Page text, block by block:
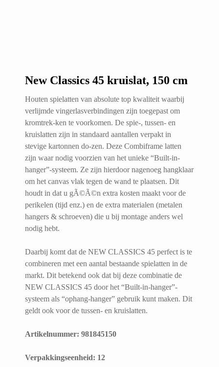
New Classics 45 kruislat, 150 cm
Houten spielatten van absolute top kwaliteit waarbij
verlijmde vingerlasverbindingen zijn toegepast om
kromtrek-ken te voorkomen. De spie-, tussen- en
kruislatten zijn in standaard aantallen verpakt in
stevige kartonnen do-zen. Deze Combiframe latten
zijn waar nodig voorzien van het unieke “Built-in-
hanger”-systeem. Ze zijn hierdoor nagenoeg hangklaar
om het canvas vlak tegen de wand te plaatsen. Dit
houdt in dat u gÃ©Ã©n extra kosten maakt voor de
perikelen (tijd enz.) en de extra materialen (metalen
hangers & schroeven) die u bij montage anders wel
nodig hebt.
Daarbij komt dat de NEW CLASSICS 45 perfect is te
combineren met een aantal bestaande spielatten in de
markt. Dit betekend ook dat bij deze combinatie de
NEW CLASSICS 45 door het “Built-in-hanger”-
systeem als “ophang-hanger” gebruik kunt maken. Dit
geldt ook voor de tussen- en kruislatten.
Artikelnummer: 981845150
​Verpakkingseenheid: 12